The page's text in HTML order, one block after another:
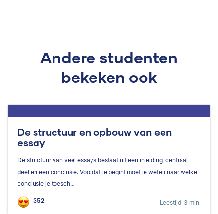
Andere studenten
bekeken ook
De structuur en opbouw van een
essay
De structuur van veel essays bestaat uit een inleiding, centraal
deel en een conclusie. Voordat je begint moet je weten naar welke
conclusie je toesch…
352 Leestijd: 3 min.